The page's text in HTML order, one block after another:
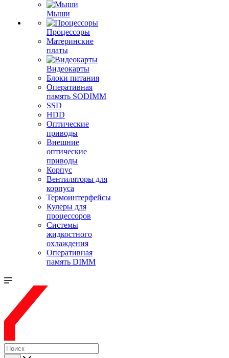
Мыши
Процессоры
Материнские
платы
Видеокарты
Блоки питания
Оперативная
память SODIMM
SSD
HDD
Оптические
приводы
Внешние
оптические
приводы
Корпус
Вентиляторы для
корпуса
Термоинтерфейсы
Кулеры для
процессоров
Системы
жидкостного
охлаждения
Оперативная
память DIMM